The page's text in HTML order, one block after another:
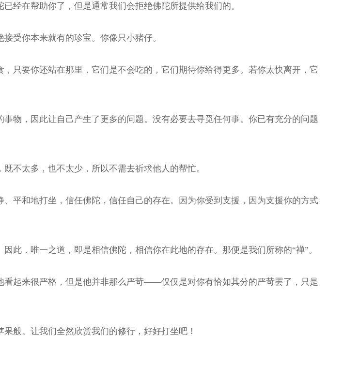
经在帮助你了，但是通常我们会拒绝佛陀所提供给我们的。
受你本来就有的珍宝。你像只小猪仔。
只要你还站在那里，它们是不会吃的，它们期待你给得更多。若你太快离开，它
物，因此让自己产生了更多的问题。没有必要去寻觅任何事。你已有充分的问题
不太多，也不太少，所以不需去祈求他人的帮忙。
平和地打坐，信任佛陀，信任自己的存在。因为你受到支援，因为支援你的方式
此，唯一之道，即是相信佛陀，相信你在此地的存在。那便是我们所称的“禅”。
起来很严格，但是他并非那么严苛——仅仅是对你有恰如其分的严苛罢了，只是
般。让我们全然欣赏我们的修行，好好打坐吧！